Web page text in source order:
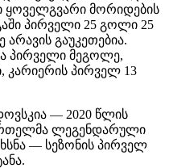
ყოველგვარი მორიდების
პირველი 25 გოლი 25
გაუკეთებია.
პირველი მეგოლე,
კარიერის პირველ 13
— 2020 წლის
ლეგენდარული
— სეზონის პირველ